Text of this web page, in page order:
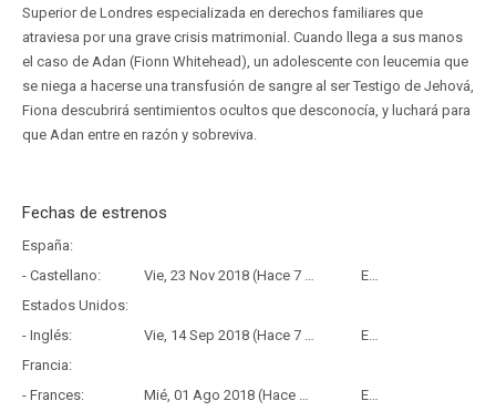
Superior de Londres especializada en derechos familiares que
atraviesa por una grave crisis matrimonial. Cuando llega a sus manos
el caso de Adan (Fionn Whitehead), un adolescente con leucemia que
se niega a hacerse una transfusión de sangre al ser Testigo de Jehová,
Fiona descubrirá sentimientos ocultos que desconocía, y luchará para
que Adan entre en razón y sobreviva.
Fechas de estrenos
España:
- Castellano:
Vie, 23 Nov 2018 (Hace 7 años y 8 meses)
Estreno
Estados Unidos:
- Inglés:
Vie, 14 Sep 2018 (Hace 7 años y 10 meses)
Estreno
Francia:
- Frances:
Mié, 01 Ago 2018 (Hace 8 años) Estreno